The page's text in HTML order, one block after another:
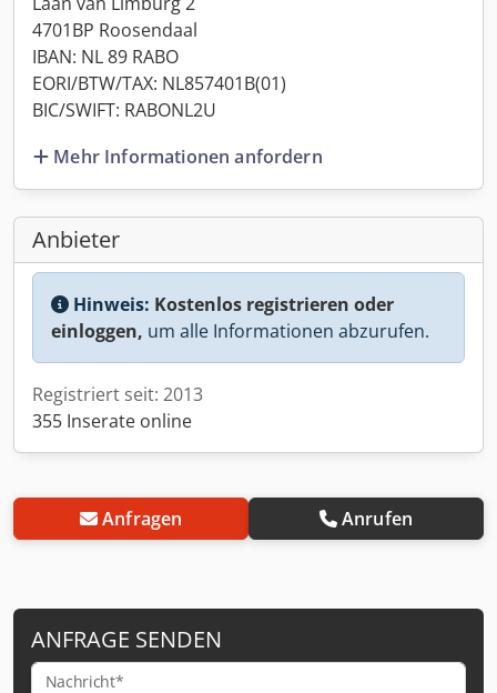
4701BP Roosendaal
IBAN: NL 89 RABO
EORI/BTW/TAX: NL857401B(01)
BIC/SWIFT: RABONL2U
Mehr Informationen anfordern
Anbieter
Hinweis: Kostenlos registrieren oder
einloggen, um alle Informationen abzurufen.
Registriert seit: 2013
355 Inserate online
Anfragen Anrufen
ANFRAGE SENDEN
Nachricht*